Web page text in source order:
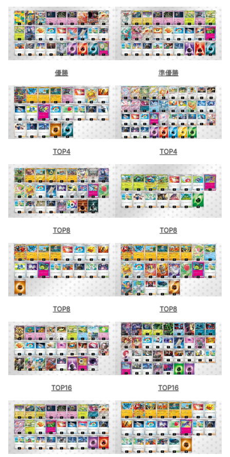
優勝 準優勝
TOP4 TOP4
TOP8 TOP8
TOP8 TOP8
TOP16 TOP16